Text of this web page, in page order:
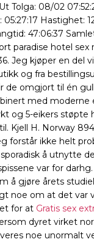
Tolga: 08/02
Hastighet:
47:06:37
paradise hotel sex
Jeg kjøper en del
og fra
de omgjort til én
med
og 5-eikers støpte
Kjell H. Norway
forstår ikke helt
å utnytte
var for
å gjøre årets
noe om at det var
for at Gratis sex
dyret virket
noe unormalt